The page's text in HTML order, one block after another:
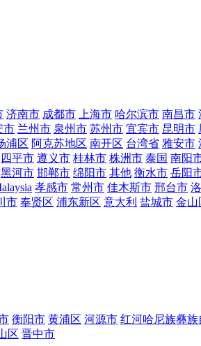
济南市 成都市 上海市 哈尔滨市 南昌市
市 兰州市 泉州市 苏州市 宜宾市 昆明市
浦区 阿克苏地区 南开区 台湾省 雅安市
四平市 遵义市 桂林市 株洲市 泰国 南阳
黑河市 邯郸市 绵阳市 其他 衡水市 岳阳
孝感市 常州市 佳木斯市 邢台市
市 奉贤区 浦东新区 意大利 盐城市 金山
衡阳市 黄浦区 河源市 红河哈尼族彝族
区 晋中市